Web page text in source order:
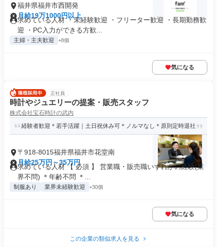
福井県福井市西開発
月給19万1000円以上
求めている人材 ・未経験歓迎 ・フリーター歓迎 ・長期勤務歓
迎 ・PC入力ができる方歓...
主婦・主夫歓迎 +8個
気になる
正社員
時計やジュエリーの提案・販売スタッフ
株式会社宝石時計の武内
経験者歓迎＊若手活躍｜土日祝休み可＊ノルマなし＊原則定時退社
〒918-8015福井県福井市花堂南
月給25万円～35万円
求めている人材 【 必須 】 営業職・販売職いずれかの経験(業
界不問) ＊年齢不問 ＊...
制服あり 業界未経験歓迎 +30個
気になる
この企業の類似求人を見る